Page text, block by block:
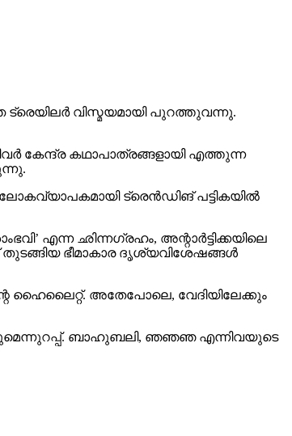
വിസ്മയമായി പുറത്തുവന്നു.
കേന്ദ്ര കഥാപാത്രങ്ങളായി എത്തുന്ന
ട്രെന്‍ഡിങ് പട്ടികയില്‍
എന്ന ഛിന്നഗ്രഹം, അന്റാര്‍ട്ടിക്കയിലെ
ഭീമാകാര ദൃശ്യവിശേഷങ്ങള്‍
ഹൈലൈറ്റ്. അതേപോലെ, വേദിയിലേക്കും
ബാഹുബലി, ഞഞഞ എന്നിവയുടെ